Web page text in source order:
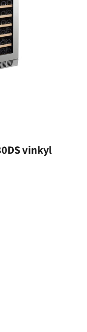
vinkyl